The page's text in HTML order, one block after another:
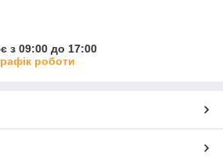
з 09:00 до 17:00
роботи